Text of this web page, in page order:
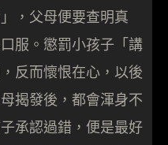
，父母便要查明真
服。懲罰小孩子「講
反而懷恨在心，以後
揭發後，都會渾身不
承認過錯，便是最好